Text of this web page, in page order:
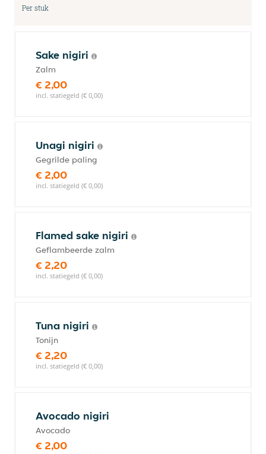
Per stuk
Sake nigiri
Zalm
€ 2,00
incl. statiegeld (€ 0,00)
Unagi nigiri
Gegrilde paling
€ 2,00
incl. statiegeld (€ 0,00)
Flamed sake nigiri
Geflambeerde zalm
€ 2,20
incl. statiegeld (€ 0,00)
Tuna nigiri
Tonijn
€ 2,20
incl. statiegeld (€ 0,00)
Avocado nigiri
Avocado
€ 2,00